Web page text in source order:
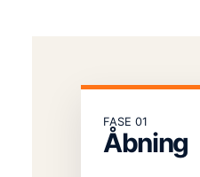
FASE 01
Åbning